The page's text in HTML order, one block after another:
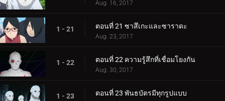
Aug. 16, 2017
1 - 21 ตอนที่ 21 ซาสึเกะและซาราดะ
Aug. 23, 2017
1 - 22 ตอนที่ 22 ความรู้สึกที่เชื่อมโยงกัน
Aug. 30, 2017
1 - 23 ตอนที่ 23 พันธบัตรมีทุกรูปแบบ